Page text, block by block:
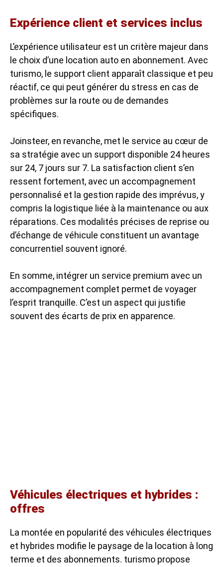
Expérience client et services inclus
L’expérience utilisateur est un critère majeur dans
le choix d’une location auto en abonnement. Avec
turismo, le support client apparaît classique et peu
réactif, ce qui peut générer du stress en cas de
problèmes sur la route ou de demandes
spécifiques.
Joinsteer, en revanche, met le service au cœur de
sa stratégie avec un support disponible 24 heures
sur 24, 7 jours sur 7. La satisfaction client s’en
ressent fortement, avec un accompagnement
personnalisé et la gestion rapide des imprévus, y
compris la logistique liée à la maintenance ou aux
réparations. Ces modalités précises de reprise ou
d’échange de véhicule constituent un avantage
concurrentiel souvent ignoré.
En somme, intégrer un service premium avec un
accompagnement complet permet de voyager
l’esprit tranquille. C’est un aspect qui justifie
souvent des écarts de prix en apparence.
Véhicules électriques et hybrides :
offres
La montée en popularité des véhicules électriques
et hybrides modifie le paysage de la location à long
terme et des abonnements. turismo propose